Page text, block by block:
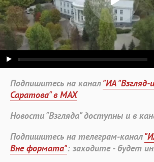
Подпишитесь на канал"ИА
Саратова" в MAX
Новости "Взгляда" доступны и в
Подпишитесь на телеграм-канал
Вне формата": заходите - будет